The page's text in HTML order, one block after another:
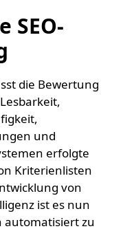
SEO-
die Bewertung
und
erfolgte
Kriterienlisten
von
ist es nun
zu